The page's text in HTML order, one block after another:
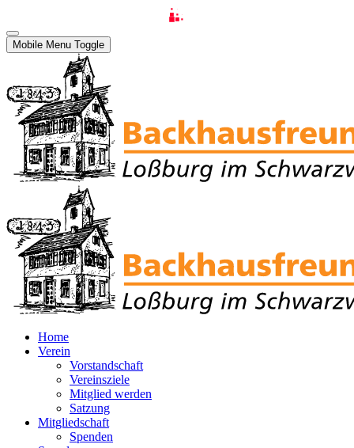
Mobile Menu Toggle
Home
Verein
Vorstandschaft
Vereinsziele
Mitglied werden
Satzung
Mitgliedschaft
Spenden